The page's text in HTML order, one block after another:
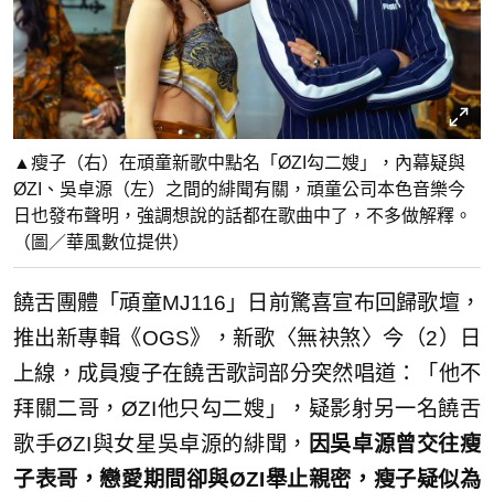
▲瘦子（右）在頑童新歌中點名「ØZI勾二嫂」，內幕疑與
ØZI、吳卓源（左）之間的緋聞有關，頑童公司本色音樂今
日也發布聲明，強調想說的話都在歌曲中了，不多做解釋。
（圖／華風數位提供）
饒舌團體「頑童MJ116」日前驚喜宣布回歸歌壇，
推出新專輯《OGS》，新歌〈無袂煞〉今（2）日
上線，成員瘦子在饒舌歌詞部分突然唱道：「他不
拜關二哥，ØZI他只勾二嫂」，疑影射另一名饒舌
歌手ØZI與女星吳卓源的緋聞， 因吳卓源曾交往瘦
子表哥，戀愛期間卻與ØZI舉止親密，瘦子疑似為